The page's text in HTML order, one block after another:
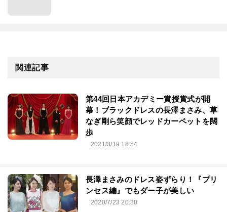
関連記事
第44回⽇本アカデミー賞授賞式が開
幕！ブラックドレスの長澤まさみ、草
なぎ剛ら笑顔でレッドカーペットを闊
歩
2021/3/19 18:54
長澤まさみのドレス姿ずらり！『プリ
ンセス編』でもダー子が美しい
2020/7/23 20:30